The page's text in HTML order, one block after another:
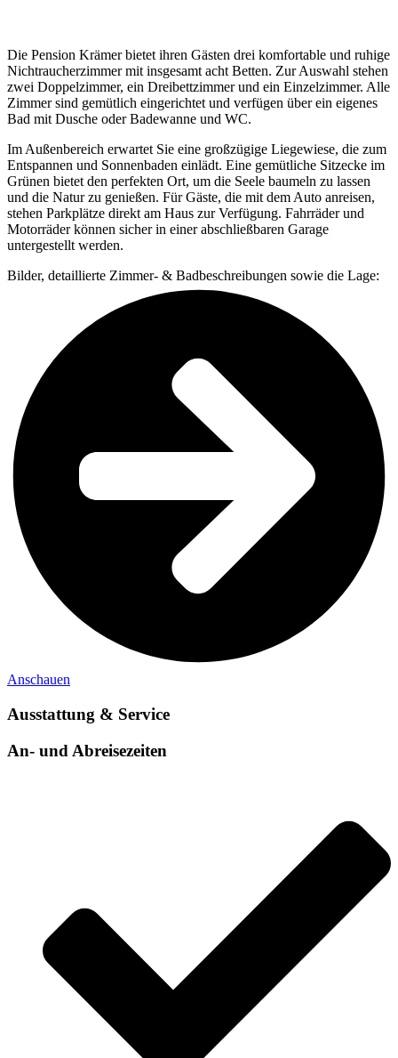
Die Pension Krämer bietet ihren Gästen drei komfortable und ruhige
Nichtraucherzimmer mit insgesamt acht Betten. Zur Auswahl stehen
zwei Doppelzimmer, ein Dreibettzimmer und ein Einzelzimmer. Alle
Zimmer sind gemütlich eingerichtet und verfügen über ein eigenes
Bad mit Dusche oder Badewanne und WC.
Im Außenbereich erwartet Sie eine großzügige Liegewiese, die zum
Entspannen und Sonnenbaden einlädt. Eine gemütliche Sitzecke im
Grünen bietet den perfekten Ort, um die Seele baumeln zu lassen
und die Natur zu genießen. Für Gäste, die mit dem Auto anreisen,
stehen Parkplätze direkt am Haus zur Verfügung. Fahrräder und
Motorräder können sicher in einer abschließbaren Garage
untergestellt werden.
Bilder, detaillierte Zimmer- & Badbeschreibungen sowie die Lage:
Anschauen
Ausstattung & Service
An- und Abreisezeiten